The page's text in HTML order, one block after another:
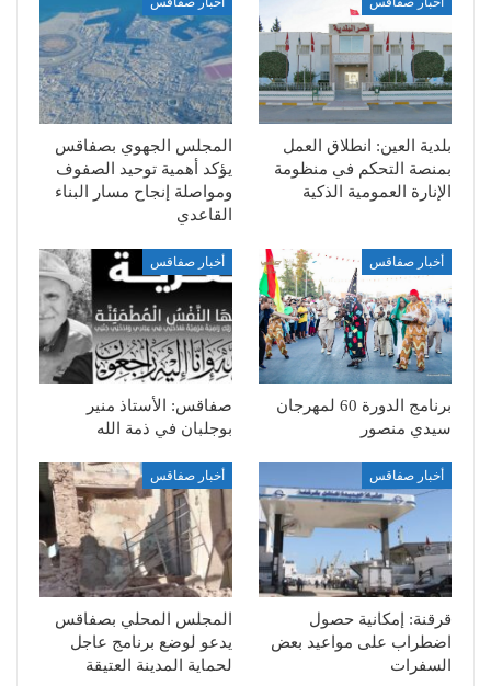
بلدية العين: انطلاق العمل
بمنصة التحكم في منظومة
الإنارة العمومية الذكية
المجلس الجهوي بصفاقس
يؤكد أهمية توحيد الصفوف
ومواصلة إنجاح مسار البناء
القاعدي
أخبار صفاقس
برنامج الدورة 60 لمهرجان
سيدي منصور
أخبار صفاقس
صفاقس: الأستاذ منير
بوجلبان في ذمة الله
أخبار صفاقس
قرقنة: إمكانية حصول
اضطراب على مواعيد بعض
السفرات
أخبار صفاقس
المجلس المحلي بصفاقس
يدعو لوضع برنامج عاجل
لحماية المدينة العتيقة